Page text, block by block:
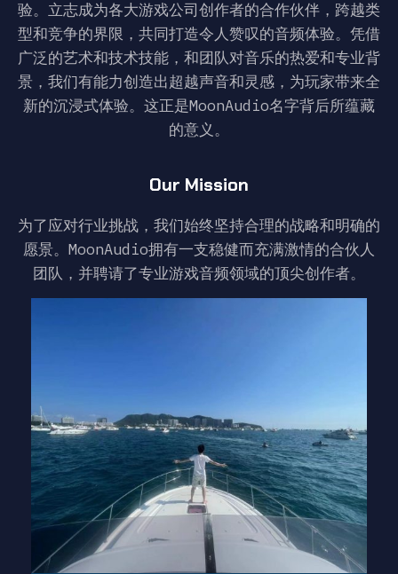
验。立志成为各大游戏公司创作者的合作伙伴，跨越类
型和竞争的界限，共同打造令人赞叹的音频体验。凭借
广泛的艺术和技术技能，和团队对音乐的热爱和专业背
景，我们有能力创造出超越声音和灵感，为玩家带来全
新的沉浸式体验。这正是MoonAudio名字背后所蕴藏
的意义。
Our Mission
为了应对行业挑战，我们始终坚持合理的战略和明确的
愿景。MoonAudio拥有一支稳健而充满激情的合伙人
团队，并聘请了专业游戏音频领域的顶尖创作者。